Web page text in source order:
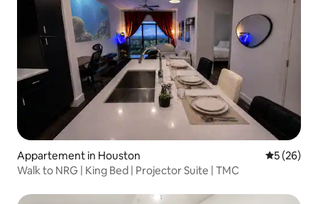
Appartement in Houston
5 (26)
Walk to NRG | King Bed | Projector Suite | TMC